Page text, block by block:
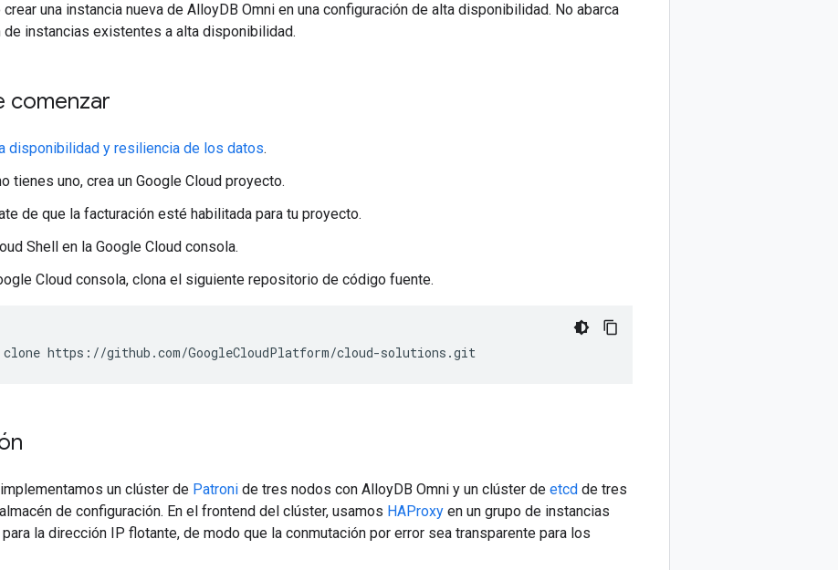
una instancia nueva de AlloyDB Omni en una configuración de alta disponibilidad. No abarca
de instancias existentes a alta disponibilidad.
comenzar
disponibilidad y resiliencia de los datos.
tienes uno, crea un Google Cloud proyecto.
de que la facturación esté habilitada para tu proyecto.
Shell en la Google Cloud consola.
Cloud consola, clona el siguiente repositorio de código fuente.
un clúster de Patroni de tres nodos con AlloyDB Omni y un clúster de etcd de tres
de configuración. En el frontend del clúster, usamos HAProxy en un grupo de instancias
la dirección IP flotante, de modo que la conmutación por error sea transparente para los